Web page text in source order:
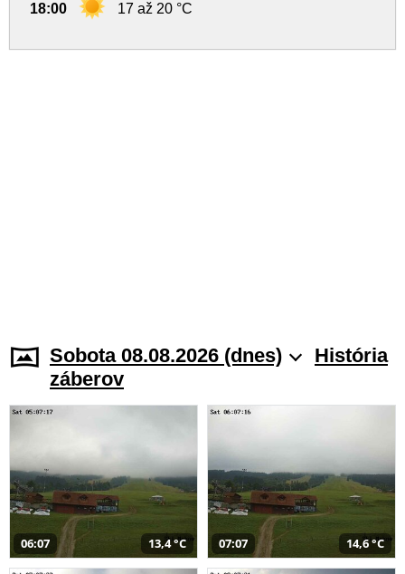
18:00 17 až 20 °C
Sobota 08.08.2026 (dnes)
História
záberov
06:07 13,4 °C 07:07 14,6 °C